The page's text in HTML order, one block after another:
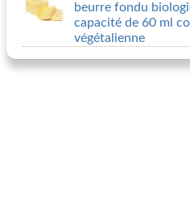
beurre fondu
capacité de 60 ml
végétalienne